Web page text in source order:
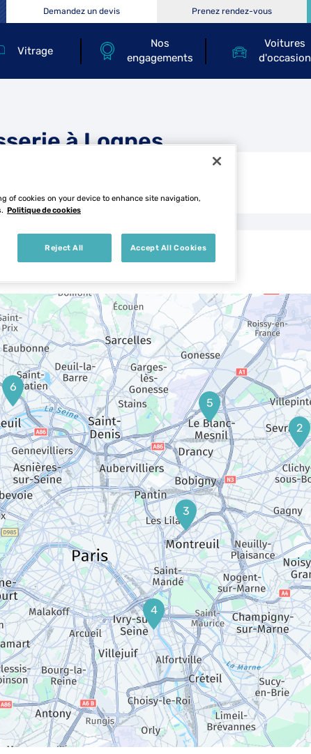
Vitrage
Nos
engagements
Voitures
d'occasion
Demandez un devis Prenez rendez-vous
à Lognes
à Lognes
6
5
4
3
2
of cookies on your device to enhance site navigation,
Politique de cookies
Reject All Accept All Cookies